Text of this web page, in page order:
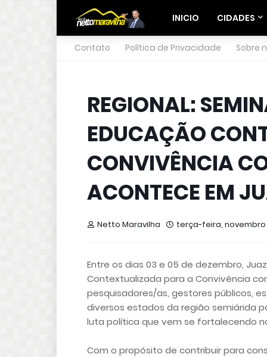
INICIO CIDADES
Contato Política de Privacidade Sobre
REGIONAL:
EDUCAÇÃO
CONVIVÊNCIA
ACONTECE EM
Netto Maravilha terça-feira, novembro
Entre os dias 03 e 05 de dezembro,
Contextualizada para a Convivência
pesquisadores/as, gestores públicos,
diversos estados da região semiárida
luta política que vem se fortalecendo
Com o propósito de contribuir para